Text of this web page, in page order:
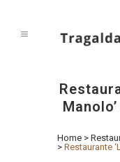
Home >
> Restaurante